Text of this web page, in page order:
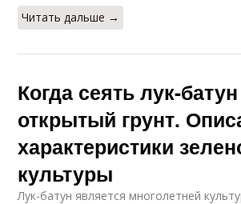
Читать дальше →
Когда сеять лук-
открытый грунт.
характеристики
культуры
Лук-батун является многолетней